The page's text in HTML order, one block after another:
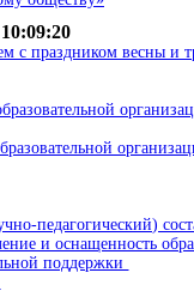
10:09:20
с праздником весны и
педагогический)
и оснащенность
поддержки